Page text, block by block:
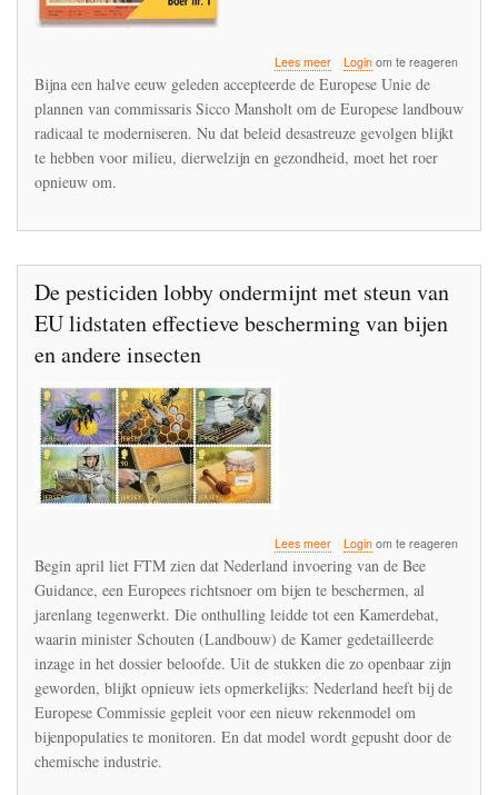
Lees meerover
overstap
van
de
sociaal-
Mansholt
een
groene
radicaal
Loginom te reageren
Bijna een halve eeuw geleden accepteerde de Europese Unie de
plannen van commissaris Sicco Mansholt om de Europese landbouw
radicaal te moderniseren. Nu dat beleid desastreuze gevolgen blijkt
te hebben voor milieu, dierwelzijn en gezondheid, moet het roer
opnieuw om.
De pesticiden lobby ondermijnt met steun van
EU lidstaten effectieve bescherming van bijen
en andere insecten
Lees meerover
De
pesticiden
lobby
ondermijnt
met
steun
van
EU
lidstaten
effectieve
bescherming
Loginom te reageren
Begin april liet FTM zien dat Nederland invoering van de Bee
Guidance, een Europees richtsnoer om bijen te beschermen, al
jarenlang tegenwerkt. Die onthulling leidde tot een Kamerdebat,
waarin minister Schouten (Landbouw) de Kamer gedetailleerde
inzage in het dossier beloofde. Uit de stukken die zo openbaar zijn
geworden, blijkt opnieuw iets opmerkelijks: Nederland heeft bij de
Europese Commissie gepleit voor een nieuw rekenmodel om
bijenpopulaties te monitoren. En dat model wordt gepusht door de
chemische industrie.